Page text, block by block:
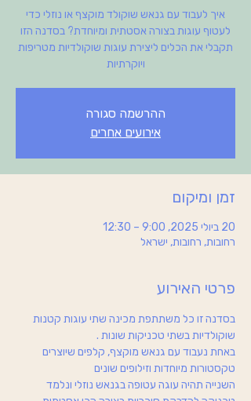
איך לעבוד עם גנאש שוקולד מוקצף או נוזלי כדי
לעטוף עוגות בצורה אסטתית ומיוחדת? בסדנה הזו
תקבלי את הכלים ליצירת עוגות שוקולדיות מטריפות
ויוקרתיות
ההרשמה סגורה
אירועים אחרים
זמן ומיקום
20 ביולי 2025, 9:00 – 12:30
רחובות, רחובות, ישראל
פרטי האירוע
בסדנה זו כל משתתפת מכינה שתי עוגות קטנות
שוקולדיות בשתי טכניקות שונות .
באחת נעבוד עם גנאש מוקצף, קלפים שיוצרים
טקסטורות מיוחדות וזילופים שונים
השנייה תהיה עוגה עטופה בגנאש נוזלי ונלמד